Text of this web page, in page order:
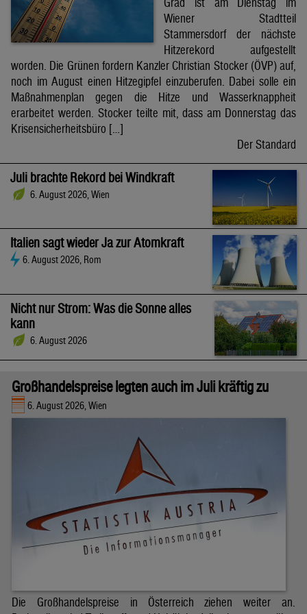
Wiener Stadtteil
Stammersdorf der nächste
Hitzerekord aufgestellt
worden. Die Grünen fordern Kanzler Christian Stocker (ÖVP) auf,
noch im August einen Hitzegipfel einzuberufen. Dabei solle ein
Maßnahmenplan gegen die Hitze und Wasserknappheit
erarbeitet werden. Stocker teilte mit, dass am Donnerstag das
Krisensicherheitsbüro […]
Der Standard
Juli brachte Rekord bei Windkraft
6. August 2026, Wien
Italien sagt wieder Ja zur Atomkraft
6. August 2026, Rom
Nicht nur Strom: Was die Sonne alles
kann
6. August 2026
Großhandelspreise legten auch im Juli kräftig zu
6. August 2026, Wien
Die Großhandelspreise in Österreich ziehen weiter an.